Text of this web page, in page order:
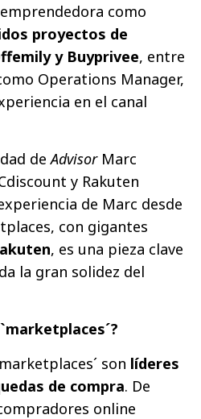
como
proyectos de
y Buyprivee, entre
Operations Manager,
en el canal
deAdvisorMarc
y Rakuten
de Marc desde
con gigantes
, es una pieza clave
la gran solidez del
son líderes
de compra. De
online